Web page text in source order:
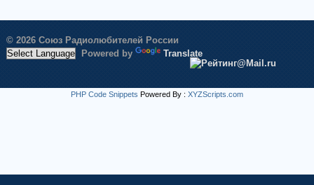
© 2026 Союз Радиолюбителей России
Powered by
Translate
PHP Code Snippets Powered By : XYZScripts.com